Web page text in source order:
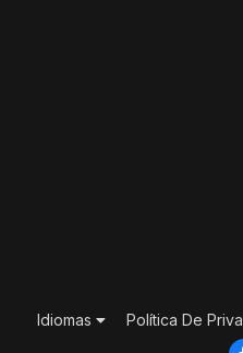
Idiomas Política De